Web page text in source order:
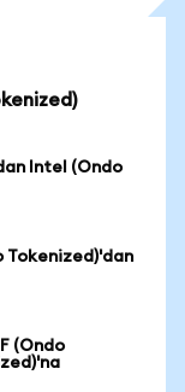
Intel (Ondo
Tokenized)'dan
(Ondo